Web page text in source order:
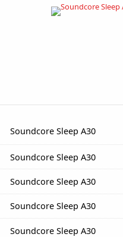
Soundcore Sleep A30
Soundcore Sleep A30
Soundcore Sleep A30
Soundcore Sleep A30
Soundcore Sleep A30